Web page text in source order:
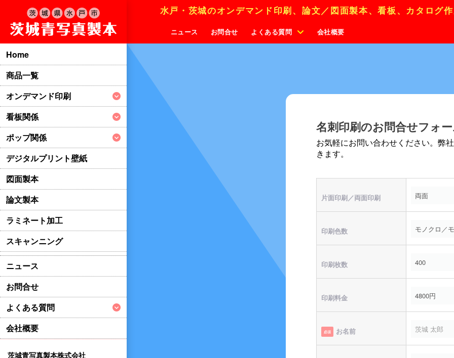
水戸・茨城のオンデマンド印刷、論文／図面製本、看板、カタログ
ニュース お問合せ よくある質問 会社概要
Home
商品一覧
オンデマンド印刷
看板関係
ポップ関係
デジタルプリント壁紙
図面製本
論文製本
ラミネート加工
スキャンニング
ニュース
お問合せ
よくある質問
会社概要
茨城青写真製本株式会社
名刺印刷のお問合せフォ
お気軽にお問い合わせください。弊
きます。
片面印刷／両面印刷
印刷色数
印刷枚数
印刷料金
必須 お名前